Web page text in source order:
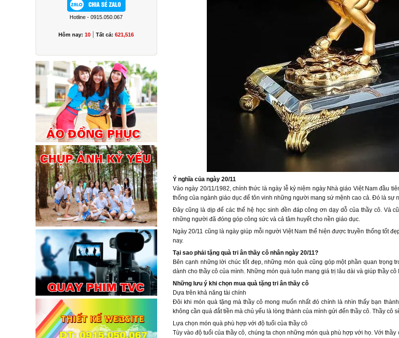
Hotline - 0915.050.067
Hôm nay: 10 | Tất cả: 621,516
Ý nghĩa của ngày 20/11
Vào ngày 20/11/1982, chính thức là ngày lễ kỷ niệm ngày Nhà giáo Việt Nam đầu
thống của ngành giáo dục để tôn vinh những người mang sứ mệnh cao cả. Đó là sự
Đây cũng là dịp để các thế hệ học sinh đền đáp công ơn dạy dỗ của thầy cô. Và
những người đã đóng góp công sức và cả tâm huyết cho nền giáo dục.
Ngày 20/11 cũng là ngày giúp mỗi người Việt Nam thể hiện được truyền thống tốt
nay.
Tại sao phải tặng quà tri ân thầy cô nhân ngày 20/11?
Bên cạnh những lời chúc tốt đẹp, những món quà cũng góp một phần quan
dành cho thầy cô của mình. Những món quà luôn mang giá trị lâu dài và giúp thầy
Những lưu ý khi chọn mua quà tặng tri ân thầy cô
Dựa trên khả năng tài chính
Đôi khi món quà tặng mà thầy cô mong muốn nhất đó chính là nhìn thấy bạn
không cần quá đắt tiền mà chủ yếu là lòng thành của mình gửi đến thầy cô. Thầy
Lựa chọn món quà phù hợp với độ tuổi của thầy cô
Tùy vào độ tuổi của thầy cô, chúng ta chọn những món quà phù hợp với họ. Với